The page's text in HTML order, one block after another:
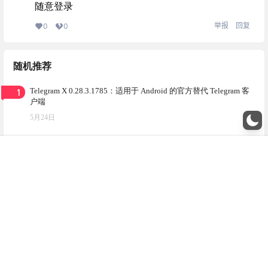
随意登录
0 0 举报 回复
随机推荐
1
Telegram X 0.28.3.1785：适用于 Android 的官方替代 Telegram 客
户端
5月24日